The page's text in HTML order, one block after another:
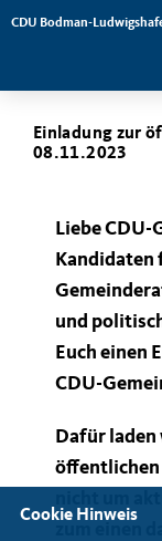
CDU Bodman-
Einladung zur
08.11.2023
Liebe
Kandidaten
und
Euch einen
CDU-
Dafür laden
öffentlichen
Cookie Hinweis